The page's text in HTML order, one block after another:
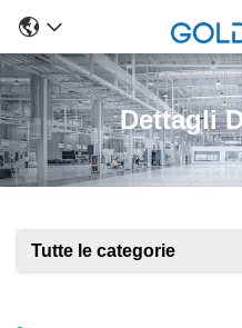
Dettagli
Tutte le categorie